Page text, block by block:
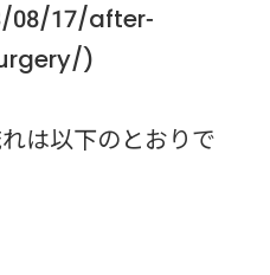
08/17/after-
)
は以下のとおりで